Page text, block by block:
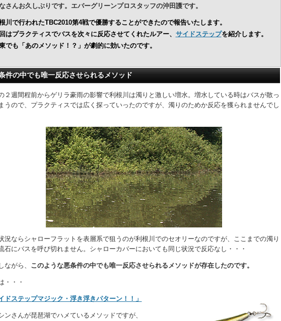
さんお久しぶりです。エバーグリーンプロスタッフの沖田護です。
川で行われたTBC2010第4戦で優勝することができたので報告いたします。
はプラクティスでバスを次々に反応させてくれたルアー、 サイドステップを紹介します。
でも「あのメソッド！？」が劇的に効いたのです。
件の中でも唯一反応させられるメソッド
２週間程前からゲリラ豪雨の影響で利根川は濁りと激しい増水。増水している時はバスが散っ
うので、プラクティスでは広く探っていったのですが、濁りのためか反応を獲られませんでし
況ならシャローフラットを表層系で狙うのが利根川でのセオリーなのですが、ここまでの濁り
石にバスを呼び切れません。シャローカバーにおいても同じ状況で反応なし・・・
ながら、 このような悪条件の中でも唯一反応させられるメソッドが存在したのです。
・・・
ドステップマジック・浮き浮きパターン！！」
ンさんが琵琶湖でハメているメソッドですが、